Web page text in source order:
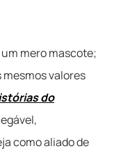
mero mascote;
valores
do
como aliado de